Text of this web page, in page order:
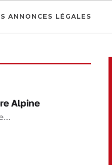
ANNONCES LÉGALES
Alpine